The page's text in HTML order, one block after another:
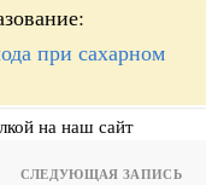
при сахарном
на наш сайт
СЛЕДУЮЩАЯ ЗАПИСЬ